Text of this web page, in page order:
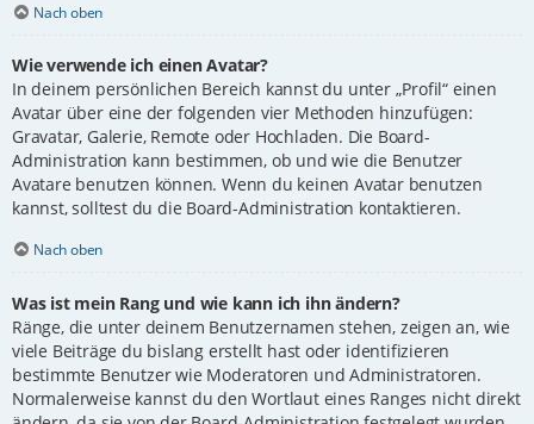
Nach oben
Wie verwende ich einen Avatar?
In deinem persönlichen Bereich kannst du unter „Profil“ einen
Avatar über eine der folgenden vier Methoden hinzufügen:
Gravatar, Galerie, Remote oder Hochladen. Die Board-
Administration kann bestimmen, ob und wie die Benutzer
Avatare benutzen können. Wenn du keinen Avatar benutzen
kannst, solltest du die Board-Administration kontaktieren.
Nach oben
Was ist mein Rang und wie kann ich ihn ändern?
Ränge, die unter deinem Benutzernamen stehen, zeigen an, wie
viele Beiträge du bislang erstellt hast oder identifizieren
bestimmte Benutzer wie Moderatoren und Administratoren.
Normalerweise kannst du den Wortlaut eines Ranges nicht direkt